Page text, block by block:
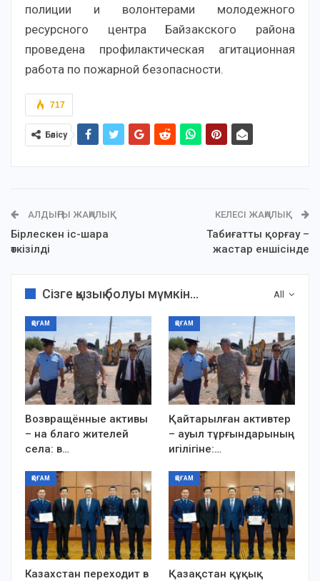
полиции и волонтерами молодежного
ресурсного центра Байзакского района
проведена профилактическая агитационная
работа по пожарной безопасности.
717
Бөлісу
АЛДЫҢҒЫ ЖАҢАЛЫҚ
Бірлескен іс-шара
өткізілді
КЕЛЕСІ ЖАҢАЛЫҚ
Табиғатты қорғау –
жастар еншісінде
All
Сізге қызық болуы мүмкін...
ҚОҒАМ
Возвращённые активы
– на благо жителей
села: в…
ҚОҒАМ
Қайтарылған активтер
– ауыл тұрғындарының
игілігіне:…
ҚОҒАМ
Казахстан переходит в
ҚОҒАМ
Қазақстан құқық